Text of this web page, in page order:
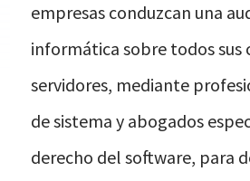
empresas conduzcan una
informática sobre todos sus
servidores, mediante
de sistema y abogados
derecho del software, para